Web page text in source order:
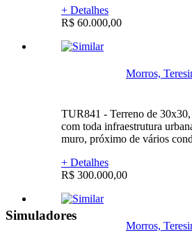
+ Detalhes
R$ 60.000,00
Morros,
TUR841 - Terreno de
com toda infraestrutura
muro, próximo de vários
+ Detalhes
R$ 300.000,00
Morros,
Simuladores